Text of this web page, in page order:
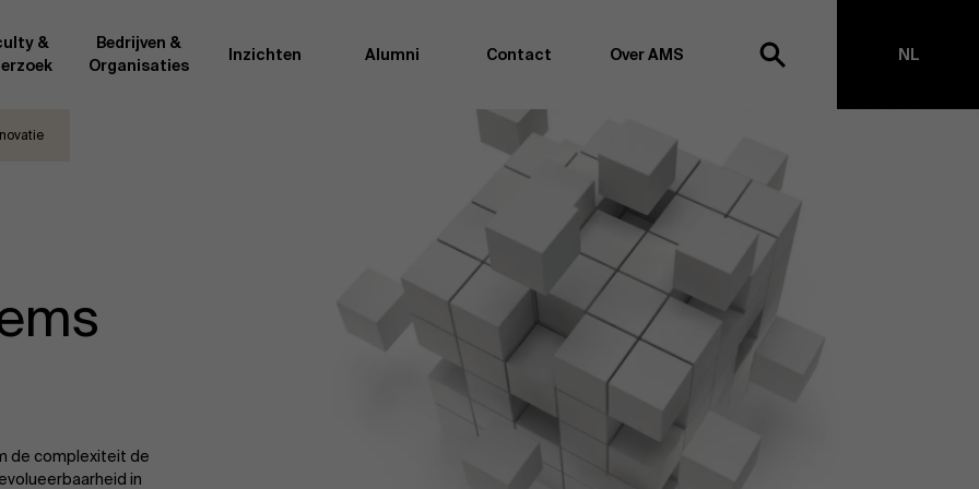
&
groep academici uit
ervaring geven zij
Onderzoek
Als excellente managementschool willen wij koploper blijven op het vlak van
bedrijfsinnovatie en -transformatie. Dankzij ons uitgebreide
onderzoeksteam houden we de vinger aan de pols omtrent
bedrijfswetenschappen, management en organisatie. Dit doen we zowel
door nieuwe kennis te creëren via onderzoek als door samen met partners
effectieve veranderingen te realiseren. Onze ambitie is dan ook duidelijk:
Opening minds to impact the world”
. We doen dit vanuit drie kernwaarden:
een globale mindset, maatschappelijk bewustzijn en kritische reflectie.
Bedrijven &
Organisaties
Inzichten Alumni Contact Over AMS NL
de complexiteit de
in